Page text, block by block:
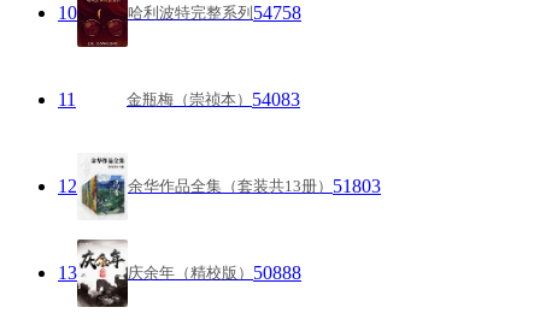
10 哈利波特完整系列 54758
11 金瓶梅（崇祯本） 54083
12 余华作品全集（套装共13册） 51803
13 庆余年（精校版） 50888